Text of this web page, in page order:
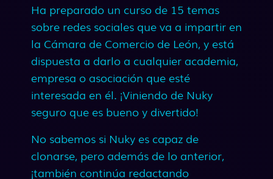
Ha preparado un curso de 15 temas
sobre redes sociales que va a impartir en
la Cámara de Comercio de León, y está
dispuesta a darlo a cualquier academia,
empresa o asociación que esté
interesada en él. ¡Viniendo de Nuky
seguro que es bueno y divertido!
No sabemos si Nuky es capaz de
clonarse, pero además de lo anterior,
¡también continúa redactando